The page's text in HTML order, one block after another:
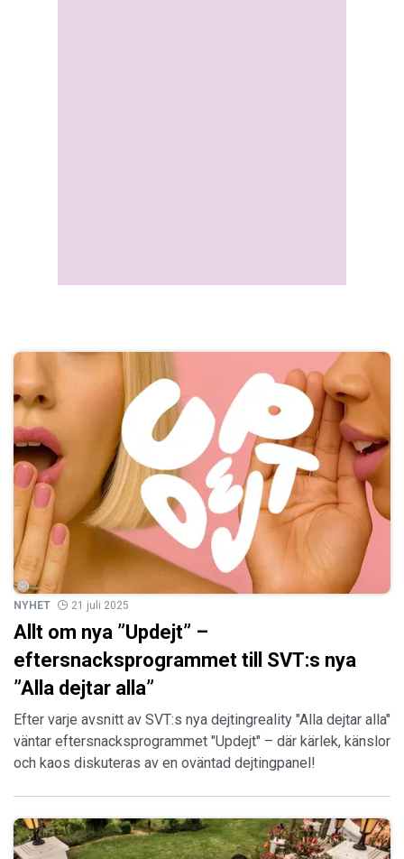
NYHET 21 juli 2025
Allt om nya ”Updejt” –
eftersnacksprogrammet till SVT:s nya
”Alla dejtar alla”
Efter varje avsnitt av SVT:s nya dejtingreality "Alla dejtar alla"
väntar eftersnacksprogrammet "Updejt" – där kärlek, känslor
och kaos diskuteras av en oväntad dejtingpanel!